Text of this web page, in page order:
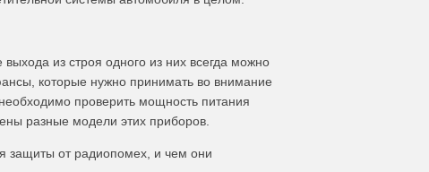
из строя одного из них всегда можно
которые нужно принимать во внимание
проверить мощность питания
разные модели этих приборов.
защиты от радиопомех, и чем они